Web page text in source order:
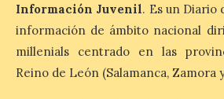
León es la provincia
económica (116€/
pero también una de
más agotadas: solo un
Información Juvenil. Es un Diario
información de ámbito nacional
millenials centrado en las
Reino de León (Salamanca,